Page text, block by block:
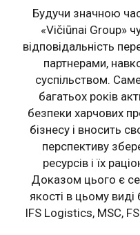
Будучи значною
«Vičiūnai Group»
відповідальність
партнерами,
суспільством.
багатьох років
безпеки харчових
бізнесу і вносить
перспективу
ресурсів і їх
Доказом цього є
якості в цьому виді
IFS Logistics, MSC,